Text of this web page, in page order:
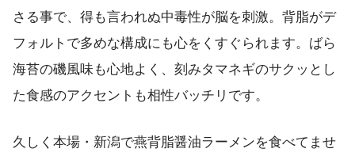
さる事で、得も言われぬ中毒性が脳を刺激。背脂がデ
フォルトで多めな構成にも心をくすぐられます。ばら
海苔の磯風味も心地よく、刻みタマネギのサクッとし
た食感のアクセントも相性バッチリです。
久しく本場・新潟で燕背脂醤油ラーメンを食べてませ